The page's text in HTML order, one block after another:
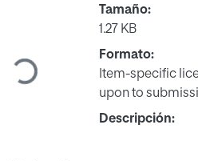
Cargando...
Tamaño:
1.27 KB
Formato:
Item-specific
upon to
Descripción: